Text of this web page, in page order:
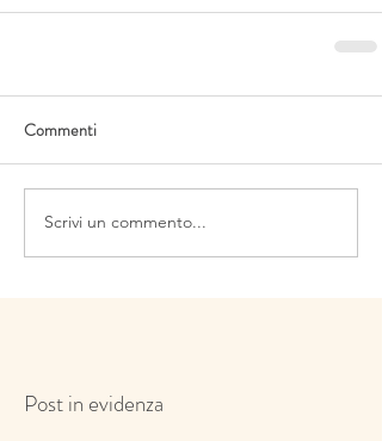
Commenti
Scrivi un commento...
Post in evidenza